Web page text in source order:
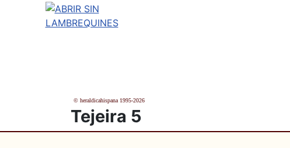
© heraldicahispana 1995-2026
Tejeira 5